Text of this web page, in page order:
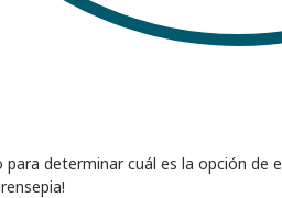
determinar cuál es la opción de